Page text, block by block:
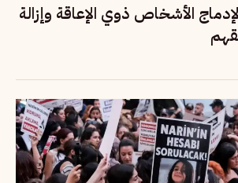
الأشخاص ذوي الإعاقة وإزالة